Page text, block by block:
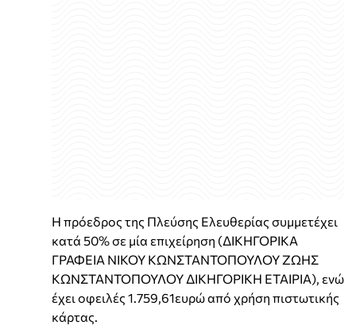
Η πρόεδρος της Πλεύσης Ελευθερίας συμμετέχει
κατά 50% σε μία επιχείρηση (ΔΙΚΗΓΟΡΙΚΑ
ΓΡΑΦΕΙΑ ΝΙΚΟΥ ΚΩΝΣΤΑΝΤΟΠΟΥΛΟΥ ΖΩΗΣ
ΚΩΝΣΤΑΝΤΟΠΟΥΛΟΥ ΔΙΚΗΓΟΡΙΚΗ ΕΤΑΙΡΙΑ), ενώ
έχει οφειλές 1.759,61ευρώ από χρήση πιστωτικής
κάρτας.